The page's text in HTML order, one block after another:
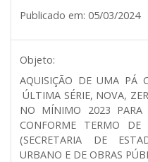
Publicado em: 05/03/2024
Objeto:
AQUISIÇÃO DE UMA PÁ
ÚLTIMA SÉRIE, NOVA,
NO MÍNIMO 2023 PARA
CONFORME TERMO
(SECRETARIA DE
URBANO E DE OBRAS